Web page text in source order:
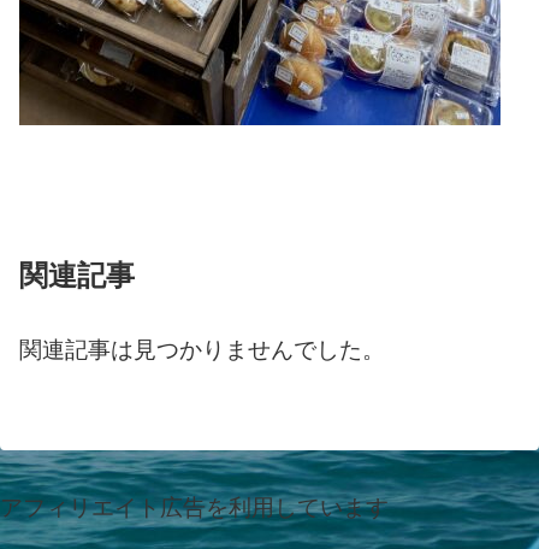
関連記事
関連記事は見つかりませんでした。
アフィリエイト広告を利用しています